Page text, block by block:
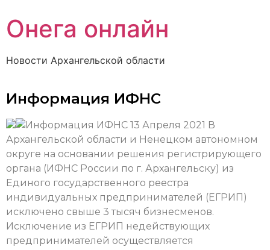
Онега онлайн
Новости Архангельской области
Информация ИФНС
13 Апреля 2021 В
Архангельской области и Ненецком автономном
округе на основании решения регистрирующего
органа (ИФНС России по г. Архангельску) из
Единого государственного реестра
индивидуальных предпринимателей (ЕГРИП)
исключено свыше 3 тысяч бизнесменов.
Исключение из ЕГРИП недействующих
предпринимателей осуществляется